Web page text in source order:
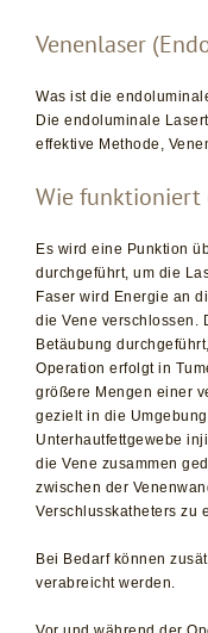
Venenlaser
Was ist die
Die endoluminale
effektive Methode,
Wie funktioniert
Es wird eine Punktion
durchgeführt, um die
Faser wird Energie an
die Vene verschlossen.
Betäubung
Operation erfolgt in
größere Mengen einer
gezielt in die
Unterhautfettgewebe
die Vene zusammen
zwischen der
Verschlusskatheters zu
Bei Bedarf können
verabreicht werden.